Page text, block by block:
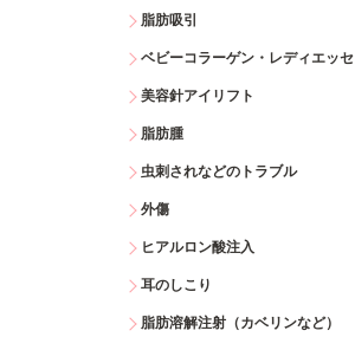
脂肪吸引
ベビーコラーゲン・レディエッセ
美容針アイリフト
脂肪腫
虫刺されなどのトラブル
外傷
ヒアルロン酸注入
耳のしこり
脂肪溶解注射（カベリンなど）